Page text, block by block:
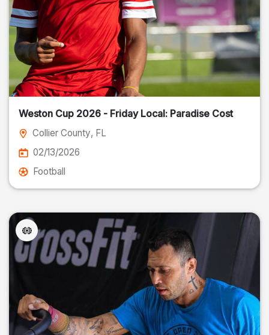
Weston Cup 2026 - Friday Local: Paradise Cost
Collier County, FL
02/13/2026
Football